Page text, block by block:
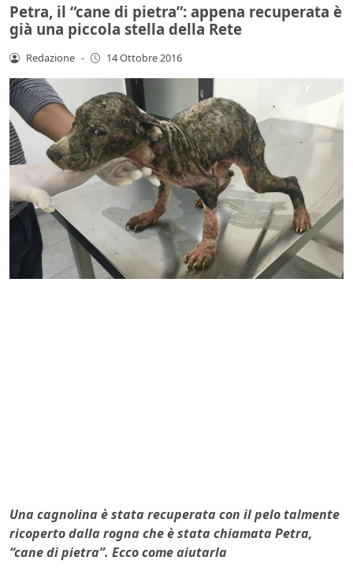
Petra, il “cane di pietra”: appena recuperata è
già una piccola stella della Rete
Redazione - 14 Ottobre 2016
Una cagnolina è stata recuperata con il pelo talmente
ricoperto dalla rogna che è stata chiamata Petra,
“cane di pietra”. Ecco come aiutarla